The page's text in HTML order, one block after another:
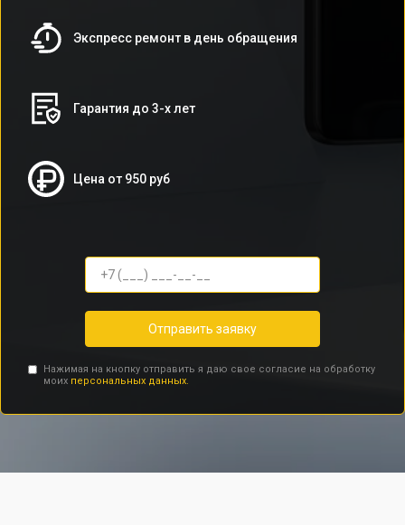
Экспресс ремонт в день обращения
Гарантия до 3-х лет
Цена от 950 руб
Отправить заявку
Нажимая на кнопку отправить я даю свое согласие на обработку
моих персональных данных.